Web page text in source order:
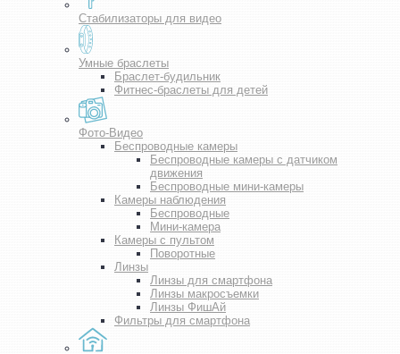
Стабилизаторы для видео
Умные браслеты
Браслет-будильник
Фитнес-браслеты для детей
Фото-Видео
Беспроводные камеры
Беспроводные камеры с датчиком
движения
Беспроводные мини-камеры
Камеры наблюдения
Беспроводные
Мини-камера
Камеры с пультом
Поворотные
Линзы
Линзы для смартфона
Линзы макросъемки
Линзы ФишАй
Фильтры для смартфона